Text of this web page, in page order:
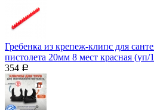
Гребенка из крепеж-клипс для
пистолета 20мм 8 мест красная
354 Р